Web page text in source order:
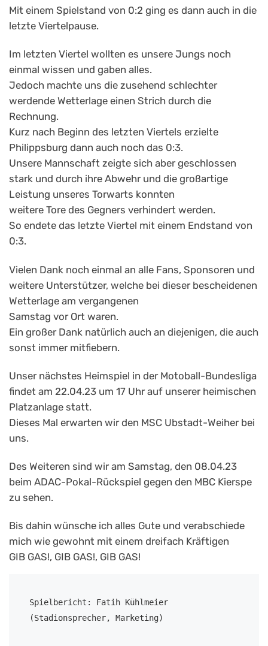
Mit einem Spielstand von 0:2 ging es dann auch in die
letzte Viertelpause.
Im letzten Viertel wollten es unsere Jungs noch
einmal wissen und gaben alles.
Jedoch machte uns die zusehend schlechter
werdende Wetterlage einen Strich durch die
Rechnung.
Kurz nach Beginn des letzten Viertels erzielte
Philippsburg dann auch noch das 0:3.
Unsere Mannschaft zeigte sich aber geschlossen
stark und durch ihre Abwehr und die großartige
Leistung unseres Torwarts konnten
weitere Tore des Gegners verhindert werden.
So endete das letzte Viertel mit einem Endstand von
0:3.
Vielen Dank noch einmal an alle Fans, Sponsoren und
weitere Unterstützer, welche bei dieser bescheidenen
Wetterlage am vergangenen
Samstag vor Ort waren.
Ein großer Dank natürlich auch an diejenigen, die auch
sonst immer mitfiebern.
Unser nächstes Heimspiel in der Motoball-Bundesliga
findet am 22.04.23 um 17 Uhr auf unserer heimischen
Platzanlage statt.
Dieses Mal erwarten wir den MSC Ubstadt-Weiher bei
uns.
Des Weiteren sind wir am Samstag, den 08.04.23
beim ADAC-Pokal-Rückspiel gegen den MBC Kierspe
zu sehen.
Bis dahin wünsche ich alles Gute und verabschiede
mich wie gewohnt mit einem dreifach Kräftigen
GIB GAS!, GIB GAS!, GIB GAS!
Spielbericht: Fatih Kühlmeier
(Stadionsprecher, Marketing)